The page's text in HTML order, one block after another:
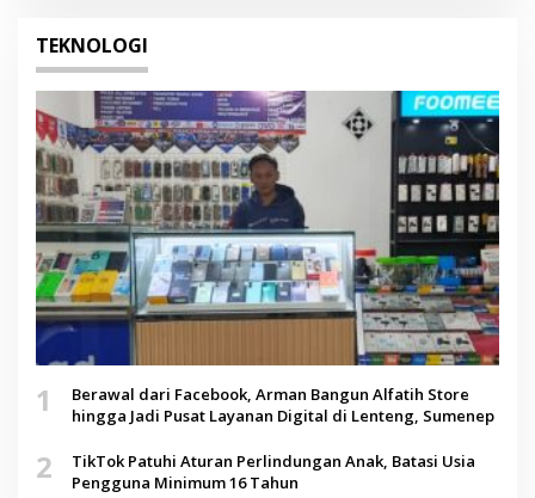
TEKNOLOGI
1
Berawal dari Facebook, Arman Bangun Alfatih Store
hingga Jadi Pusat Layanan Digital di Lenteng, Sumenep
2
TikTok Patuhi Aturan Perlindungan Anak, Batasi Usia
Pengguna Minimum 16 Tahun